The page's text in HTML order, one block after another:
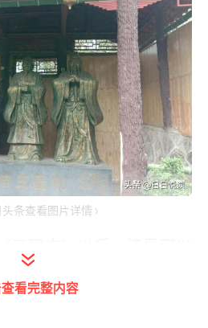
条查看图片详情
面找到“桃园三结义”的根
备，关羽，张飞是如何认
看完整内容